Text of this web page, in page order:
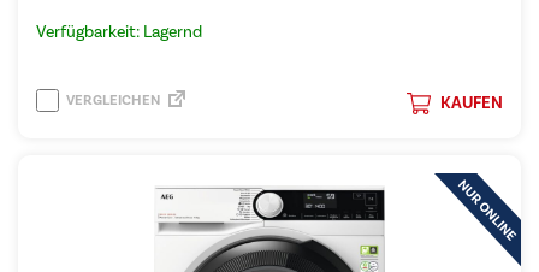
Verfügbarkeit: Lagernd
KAUFEN
VERGLEICHEN